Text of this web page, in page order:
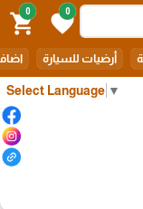
Select Language ▼
0
favorite
0
shopping_cart
أرضيات للسيارة